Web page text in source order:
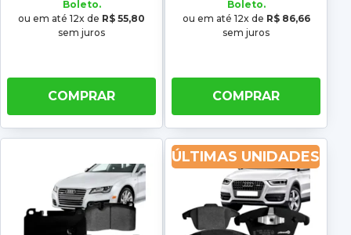
Boleto.
ou em até 12x de R$ 55,80
sem juros
COMPRAR
Boleto.
ou em até 12x de R$ 86,66
sem juros
COMPRAR
ÚLTIMAS UNIDADES